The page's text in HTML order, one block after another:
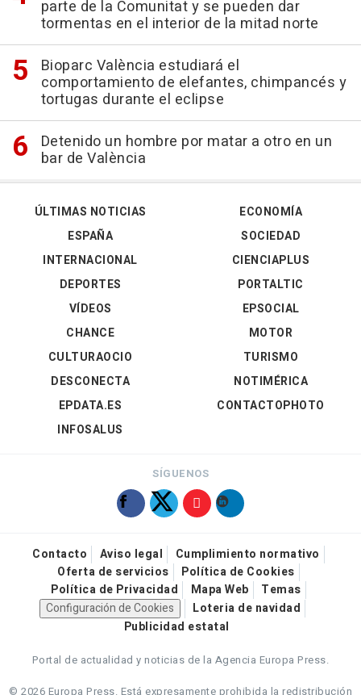
parte de la Comunitat y se pueden dar
tormentas en el interior de la mitad norte
Bioparc València estudiará el
comportamiento de elefantes, chimpancés y
tortugas durante el eclipse
Detenido un hombre por matar a otro en un
bar de València
ÚLTIMAS NOTICIAS
ESPAÑA
INTERNACIONAL
DEPORTES
VÍDEOS
ECONOMÍA
SOCIEDAD
CIENCIAPLUS
PORTALTIC
EPSOCIAL
CHANCE
CULTURAOCIO
DESCONECTA
EPDATA.ES
INFOSALUS
MOTOR
TURISMO
NOTIMÉRICA
CONTACTOPHOTO
SÍGUENOS
Contacto Aviso legal
Cumplimiento normativo
Oferta de servicios
Política de Cookies
Política de Privacidad
Mapa Web
Temas
Configuración de Cookies
Loteria de navidad
Publicidad estatal
Portal de actualidad y noticias de la Agencia Europa Press.
© 2026 Europa Press. Está expresamente prohibida la redistribución